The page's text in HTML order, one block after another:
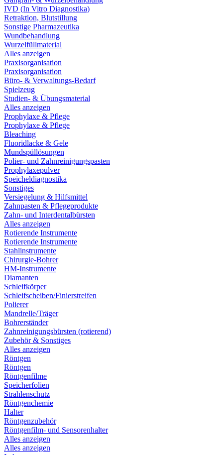
IVD (In Vitro Diagnostika)
Retraktion, Blutstillung
Sonstige Pharmazeutika
Wundbehandlung
Wurzelfüllmaterial
Alles anzeigen
Praxisorganisation
Praxisorganisation
Büro- & Verwaltungs-Bedarf
Spielzeug
Studien- & Übungsmaterial
Alles anzeigen
Prophylaxe & Pflege
Prophylaxe & Pflege
Bleaching
Fluoridlacke & Gele
Mundspüllösungen
Polier- und Zahnreinigungspasten
Prophylaxepulver
Speicheldiagnostika
Sonstiges
Versiegelung & Hilfsmittel
Zahnpasten & Pflegeprodukte
Zahn- und Interdentalbürsten
Alles anzeigen
Rotierende Instrumente
Rotierende Instrumente
Stahlinstrumente
Chirurgie-Bohrer
HM-Instrumente
Diamanten
Schleifkörper
Schleifscheiben/Finierstreifen
Polierer
Mandrelle/Träger
Bohrerständer
Zahnreinigungsbürsten (rotierend)
Zubehör & Sonstiges
Alles anzeigen
Röntgen
Röntgen
Röntgenfilme
Speicherfolien
Strahlenschutz
Röntgenchemie
Halter
Röntgenzubehör
Röntgenfilm- und Sensorenhalter
Alles anzeigen
Alles anzeigen